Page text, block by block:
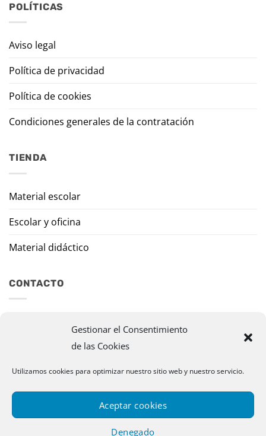
Gestionar el Consentimiento
de las Cookies
Utilizamos cookies para optimizar nuestro sitio web y nuestro servicio.
Aceptar cookies
Denegado
POLÍTICAS
Aviso legal
Política de privacidad
Política de cookies
Condiciones generales de la contratación
TIENDA
Material escolar
Escolar y oficina
Material didáctico
CONTACTO
murazpi@murazpi.com
948 234 436 – 623 195 518